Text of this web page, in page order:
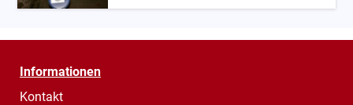
Informationen
Kontakt